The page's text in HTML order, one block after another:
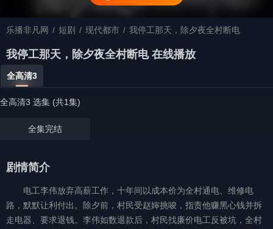
乐播非凡网 / 短剧 / 现代都市 / 我停工那天，除夕夜全村断电
我停工那天，除夕夜全村断电 在线播放
全高清3
全高清3 选集 (共1集)
全集完结
剧情简介
电工李伟放弃高薪工作，十年间以成本价为全村通电、维修电
路，默默让利付出。除夕前，村民受赵婶挑唆，指责他赚黑心钱并拆
走电器、要求退钱。李伟如数退款后，村民找廉价电工反被坑，全村